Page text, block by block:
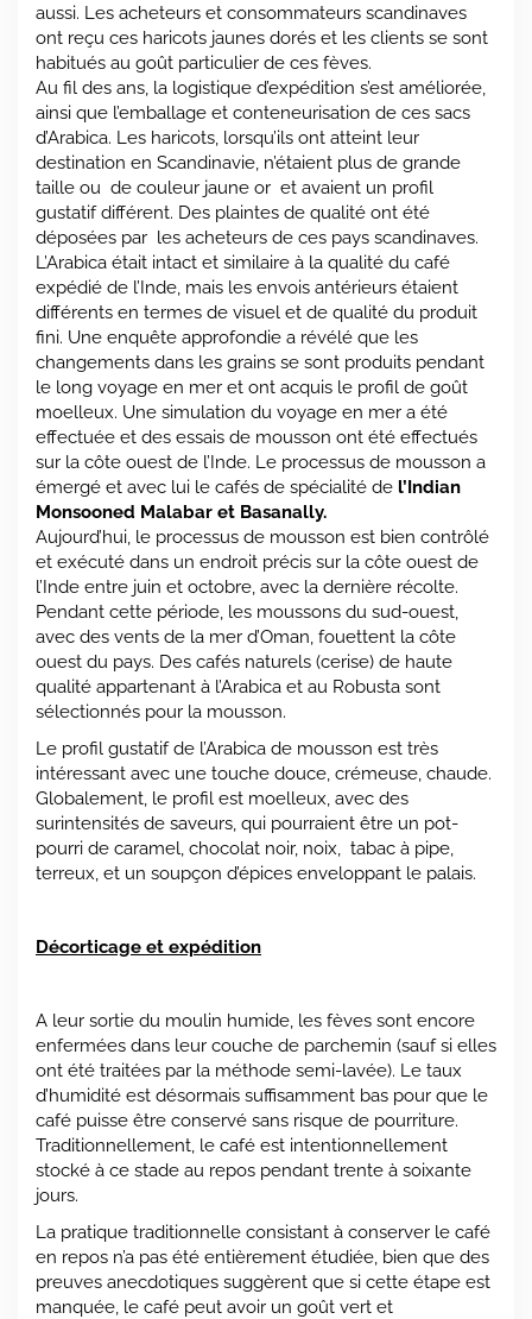
aussi. Les acheteurs et consommateurs scandinaves
ont reçu ces haricots jaunes dorés et les clients se sont
habitués au goût particulier de ces fèves.
Au fil des ans, la logistique d’expédition s’est améliorée,
ainsi que l’emballage et conteneurisation de ces sacs
d’Arabica. Les haricots, lorsqu’ils ont atteint leur
destination en Scandinavie, n’étaient plus de grande
taille ou de couleur jaune or et avaient un profil
gustatif différent. Des plaintes de qualité ont été
déposées par les acheteurs de ces pays scandinaves.
L’Arabica était intact et similaire à la qualité du café
expédié de l’Inde, mais les envois antérieurs étaient
différents en termes de visuel et de qualité du produit
fini. Une enquête approfondie a révélé que les
changements dans les grains se sont produits pendant
le long voyage en mer et ont acquis le profil de goût
moelleux. Une simulation du voyage en mer a été
effectuée et des essais de mousson ont été effectués
sur la côte ouest de l’Inde. Le processus de mousson a
émergé et avec lui le cafés de spécialité de l’Indian
Monsooned Malabar et Basanally.
Aujourd’hui, le processus de mousson est bien contrôlé
et exécuté dans un endroit précis sur la côte ouest de
l’Inde entre juin et octobre, avec la dernière récolte.
Pendant cette période, les moussons du sud-ouest,
avec des vents de la mer d’Oman, fouettent la côte
ouest du pays. Des cafés naturels (cerise) de haute
qualité appartenant à l’Arabica et au Robusta sont
sélectionnés pour la mousson.
Le profil gustatif de l’Arabica de mousson est très
intéressant avec une touche douce, crémeuse, chaude.
Globalement, le profil est moelleux, avec des
surintensités de saveurs, qui pourraient être un pot-
pourri de caramel, chocolat noir, noix, tabac à pipe,
terreux, et un soupçon d’épices enveloppant le palais.
Décorticage et expédition
A leur sortie du moulin humide, les fèves sont encore
enfermées dans leur couche de parchemin (sauf si elles
ont été traitées par la méthode semi-lavée). Le taux
d’humidité est désormais suffisamment bas pour que le
café puisse être conservé sans risque de pourriture.
Traditionnellement, le café est intentionnellement
stocké à ce stade au repos pendant trente à soixante
jours.
La pratique traditionnelle consistant à conserver le café
en repos n’a pas été entièrement étudiée, bien que des
preuves anecdotiques suggèrent que si cette étape est
manquée, le café peut avoir un goût vert et